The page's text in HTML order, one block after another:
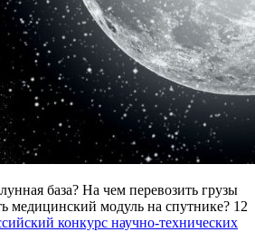
база? На чем перевозить грузы
медицинский модуль на спутнике? 12
конкурс научно-технических